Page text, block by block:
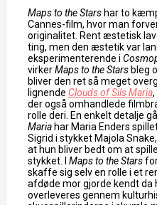
Maps to the Stars har to
Cannes-film, hvor man
originalitet. Rent æstetisk
ting, men den æstetik var
eksperimenterende i
virkerMaps to the Stars bleg
bliver den ret så meget
lignende Clouds of Sils Maria
der også omhandlede
rolle deri. En enkelt detalje
Maria har Maria Enders
Sigrid i stykket Majola
at hun bliver bedt om at
stykket. I Maps to the Stars
skaffe sig selv en rolle i et
afdøde mor gjorde kendt da
overleveres gennem